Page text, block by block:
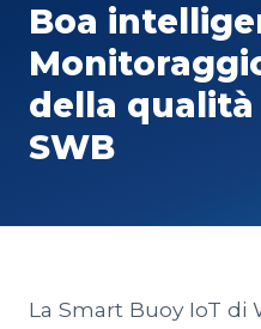
Boa
della
SWB
La Smart Buoy IoT di